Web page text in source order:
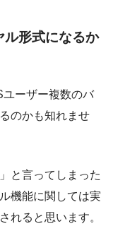
ル形式になるか
ユーザー複数のバ
のかも知れませ
と言ってしまった
機能に関しては実
れると思います。